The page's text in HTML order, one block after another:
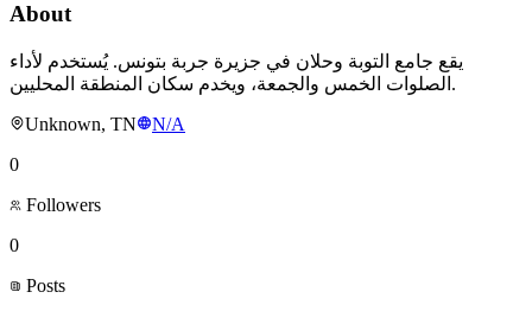
About
يقع جامع التوبة وحلان في جزيرة جربة بتونس. يُستخدم لأداء
الصلوات الخمس والجمعة، ويخدم سكان المنطقة المحليين.
Unknown, TN
N/A
0
Followers
0
Posts